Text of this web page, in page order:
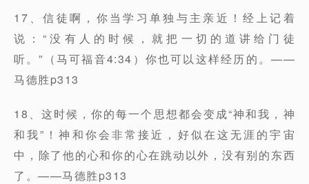
17、信徒啊，你当学习单独与主亲近！经上记着
说：“没有人的时候，就把一切的道讲给门徒
听。”（马可福音4:34）你也可以这样经历的。——
马德胜p313
18、这时候，你的每一个思想都会变成“神和我，神
和我”！神和你会非常接近，好似在这无涯的宇宙
中，除了他的心和你的心在跳动以外，没有别的东西
了。——马德胜p313